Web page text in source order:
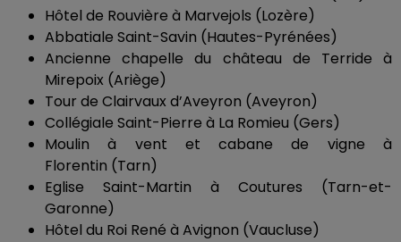
Hôtel de Rouvière à Marvejols (Lozère)
Abbatiale Saint-Savin (Hautes-Pyrénées)
Ancienne chapelle du château de Terride à
Mirepoix (Ariège)
Tour de Clairvaux d’Aveyron (Aveyron)
Collégiale Saint-Pierre à La Romieu (Gers)
Moulin à vent et cabane de vigne à
Florentin (Tarn)
Eglise Saint-Martin à Coutures (Tarn-et-
Garonne)
Hôtel du Roi René à Avignon (Vaucluse)